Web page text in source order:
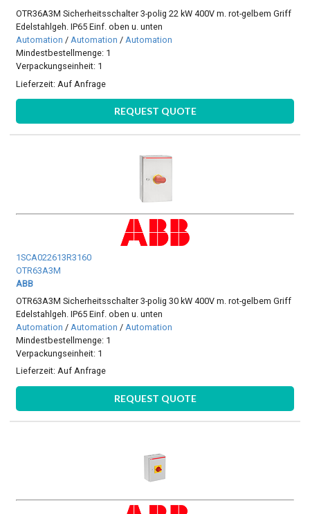
OTR36A3M Sicherheitsschalter 3-polig 22 kW 400V m. rot-gelbem Griff
Edelstahlgeh. IP65 Einf. oben u. unten
Automation /Automation /Automation
Mindestbestellmenge: 1
Verpackungseinheit: 1
Lieferzeit: Auf Anfrage
REQUEST QUOTE
1SCA022613R3160
OTR63A3M
ABB
OTR63A3M Sicherheitsschalter 3-polig 30 kW 400V m. rot-gelbem Griff
Edelstahlgeh. IP65 Einf. oben u. unten
Automation / Automation / Automation
Mindestbestellmenge: 1
Verpackungseinheit: 1
Lieferzeit:Auf Anfrage
REQUEST QUOTE